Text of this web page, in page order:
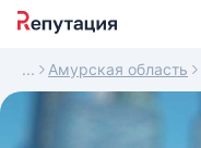
Амурская область